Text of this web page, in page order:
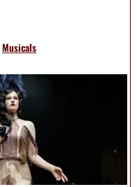
Musicals